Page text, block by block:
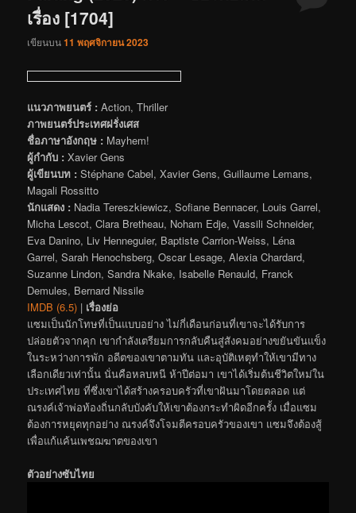
เรื่อง [1704]
เขียนบน11 พฤศจิกายน 2023
แนวภาพยนตร์ : Action, Thriller
ภาพยนตร์ประเทศฝรั่งเศส
ชื่อภาษาอังกฤษ : Mayhem!
ผู้กำกับ : Xavier Gens
ผู้เขียนบท : Stéphane Cabel, Xavier Gens, Guillaume Lemans,
Magali Rossitto
นักแสดง : Nadia Tereszkiewicz, Sofiane Bennacer, Louis Garrel,
Micha Lescot, Clara Bretheau, Noham Edje, Vassili Schneider,
Eva Danino, Liv Henneguier, Baptiste Carrion-Weiss, Léna
Garrel, Sarah Henochsberg, Oscar Lesage, Alexia Chardard,
Suzanne Lindon, Sandra Nkake, Isabelle Renauld, Franck
Demules, Bernard Nissile
IMDB (6.5) | เรื่องย่อ
แซมเป็นนักโทษที่เป็นแบบอย่าง ไม่กี่เดือนก่อนที่เขาจะได้รับการ
ปล่อยตัวจากคุก เขากำลังเตรียมการกลับคืนสู่สังคมอย่างขยันขันแข็ง
ในระหว่างการพัก อดีตของเขาตามทัน และอุบัติเหตุทำให้เขามีทาง
เลือกเดียวเท่านั้น นั่นคือหลบหนี ห้าปีต่อมา เขาได้เริ่มต้นชีวิตใหม่ใน
ประเทศไทย ที่ซึ่งเขาได้สร้างครอบครัวที่เขาฝันมาโดยตลอด แต่
ณรงค์เจ้าพ่อท้องถิ่นกลับบังคับให้เขาต้องกระทำผิดอีกครั้ง เมื่อแซม
ต้องการหยุดทุกอย่าง ณรงค์จึงโจมตีครอบครัวของเขา แซมจึงต้องสู้
เพื่อแก้แค้นเพชฌฆาตของเขา
ตัวอย่างซับไทย